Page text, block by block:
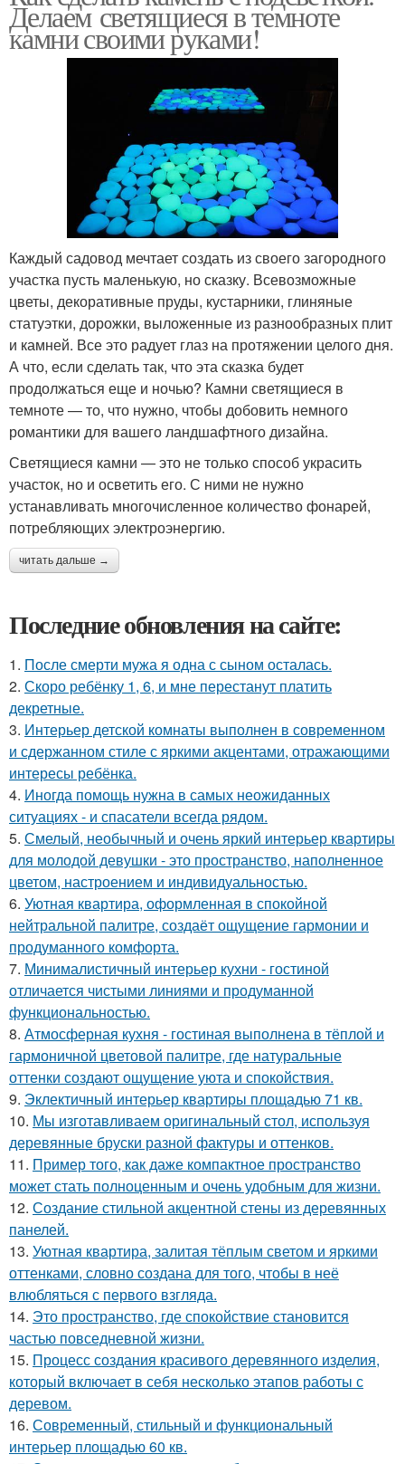
Делаем светящиеся в темноте
камни своими руками!
Каждый садовод мечтает создать из своего загородного
участка пусть маленькую, но сказку. Всевозможные
цветы, декоративные пруды, кустарники, глиняные
статуэтки, дорожки, выложенные из разнообразных плит
и камней. Все это радует глаз на протяжении целого дня.
А что, если сделать так, что эта сказка будет
продолжаться еще и ночью? Камни светящиеся в
темноте — то, что нужно, чтобы добовить немного
романтики для вашего ландшафтного дизайна.
Светящиеся камни — это не только способ украсить
участок, но и осветить его. С ними не нужно
устанавливать многочисленное количество фонарей,
потребляющих электроэнергию.
читать дальше →
Последние обновления на сайте:
1. После смерти мужа я одна с сыном осталась.
2. Скоро ребёнку 1, 6, и мне перестанут платить
декретные.
3. Интерьер детской комнаты выполнен в современном
и сдержанном стиле с яркими акцентами, отражающими
интересы ребёнка.
4. Иногда помощь нужна в самых неожиданных
ситуациях - и спасатели всегда рядом.
5. Смелый, необычный и очень яркий интерьер квартиры
для молодой девушки - это пространство, наполненное
цветом, настроением и индивидуальностью.
6. Уютная квартира, оформленная в спокойной
нейтральной палитре, создаёт ощущение гармонии и
продуманного комфорта.
7. Минималистичный интерьер кухни - гостиной
отличается чистыми линиями и продуманной
функциональностью.
8. Атмосферная кухня - гостиная выполнена в тёплой и
гармоничной цветовой палитре, где натуральные
оттенки создают ощущение уюта и спокойствия.
9. Эклектичный интерьер квартиры площадью 71 кв.
10. Мы изготавливаем оригинальный стол, используя
деревянные бруски разной фактуры и оттенков.
11. Пример того, как даже компактное пространство
может стать полноценным и очень удобным для жизни.
12. Создание стильной акцентной стены из деревянных
панелей.
13. Уютная квартира, залитая тёплым светом и яркими
оттенками, словно создана для того, чтобы в неё
влюбляться с первого взгляда.
14. Это пространство, где спокойствие становится
частью повседневной жизни.
15. Процесс создания красивого деревянного изделия,
который включает в себя несколько этапов работы с
деревом.
16. Современный, стильный и функциональный
интерьер площадью 60 кв.